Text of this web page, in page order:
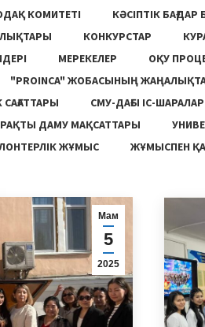
КОМИТЕТІ КӘСІПТІК БАҒДАР
КОНКУРСТАР
МЕРЕКЕЛЕР ОҚУ
"PROINCA" ЖОБАСЫНЫҢ
САҒАТТАРЫ СМУ-ДАҒЫ ІС-ШАРАЛАР
ДАМУ МАҚСАТТАРЫ
ЖҰМЫС
ЖҰМЫСПЕН
Мам
5
2025